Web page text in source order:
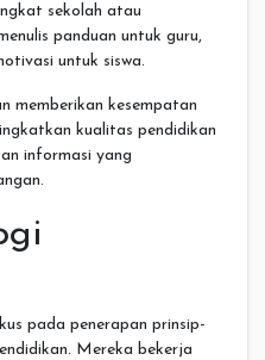
sekolah atau
panduan untuk guru,
untuk siswa.
memberikan kesempatan
kualitas pendidikan
informasi yang
pada penerapan prinsip-
Mereka bekerja